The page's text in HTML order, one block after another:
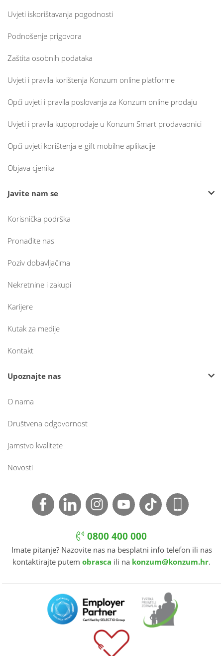
Uvjeti iskorištavanja pogodnosti
Podnošenje prigovora
Zaštita osobnih podataka
Uvjeti i pravila korištenja Konzum online platforme
Opći uvjeti i pravila poslovanja za Konzum online prodaju
Uvjeti i pravila kupoprodaje u Konzum Smart prodavaonici
Opći uvjeti korištenja e-gift mobilne aplikacije
Objava cjenika
Javite nam se
Korisnička podrška
Pronađite nas
Poziv dobavljačima
Nekretnine i zakupi
Karijere
Kutak za medije
Kontakt
Upoznajte nas
O nama
Društvena odgovornost
Jamstvo kvalitete
Novosti
0800 400 000
Imate pitanje? Nazovite nas na besplatni info telefon ili nas
kontaktirajte putem obrasca ili na konzum@konzum.hr.